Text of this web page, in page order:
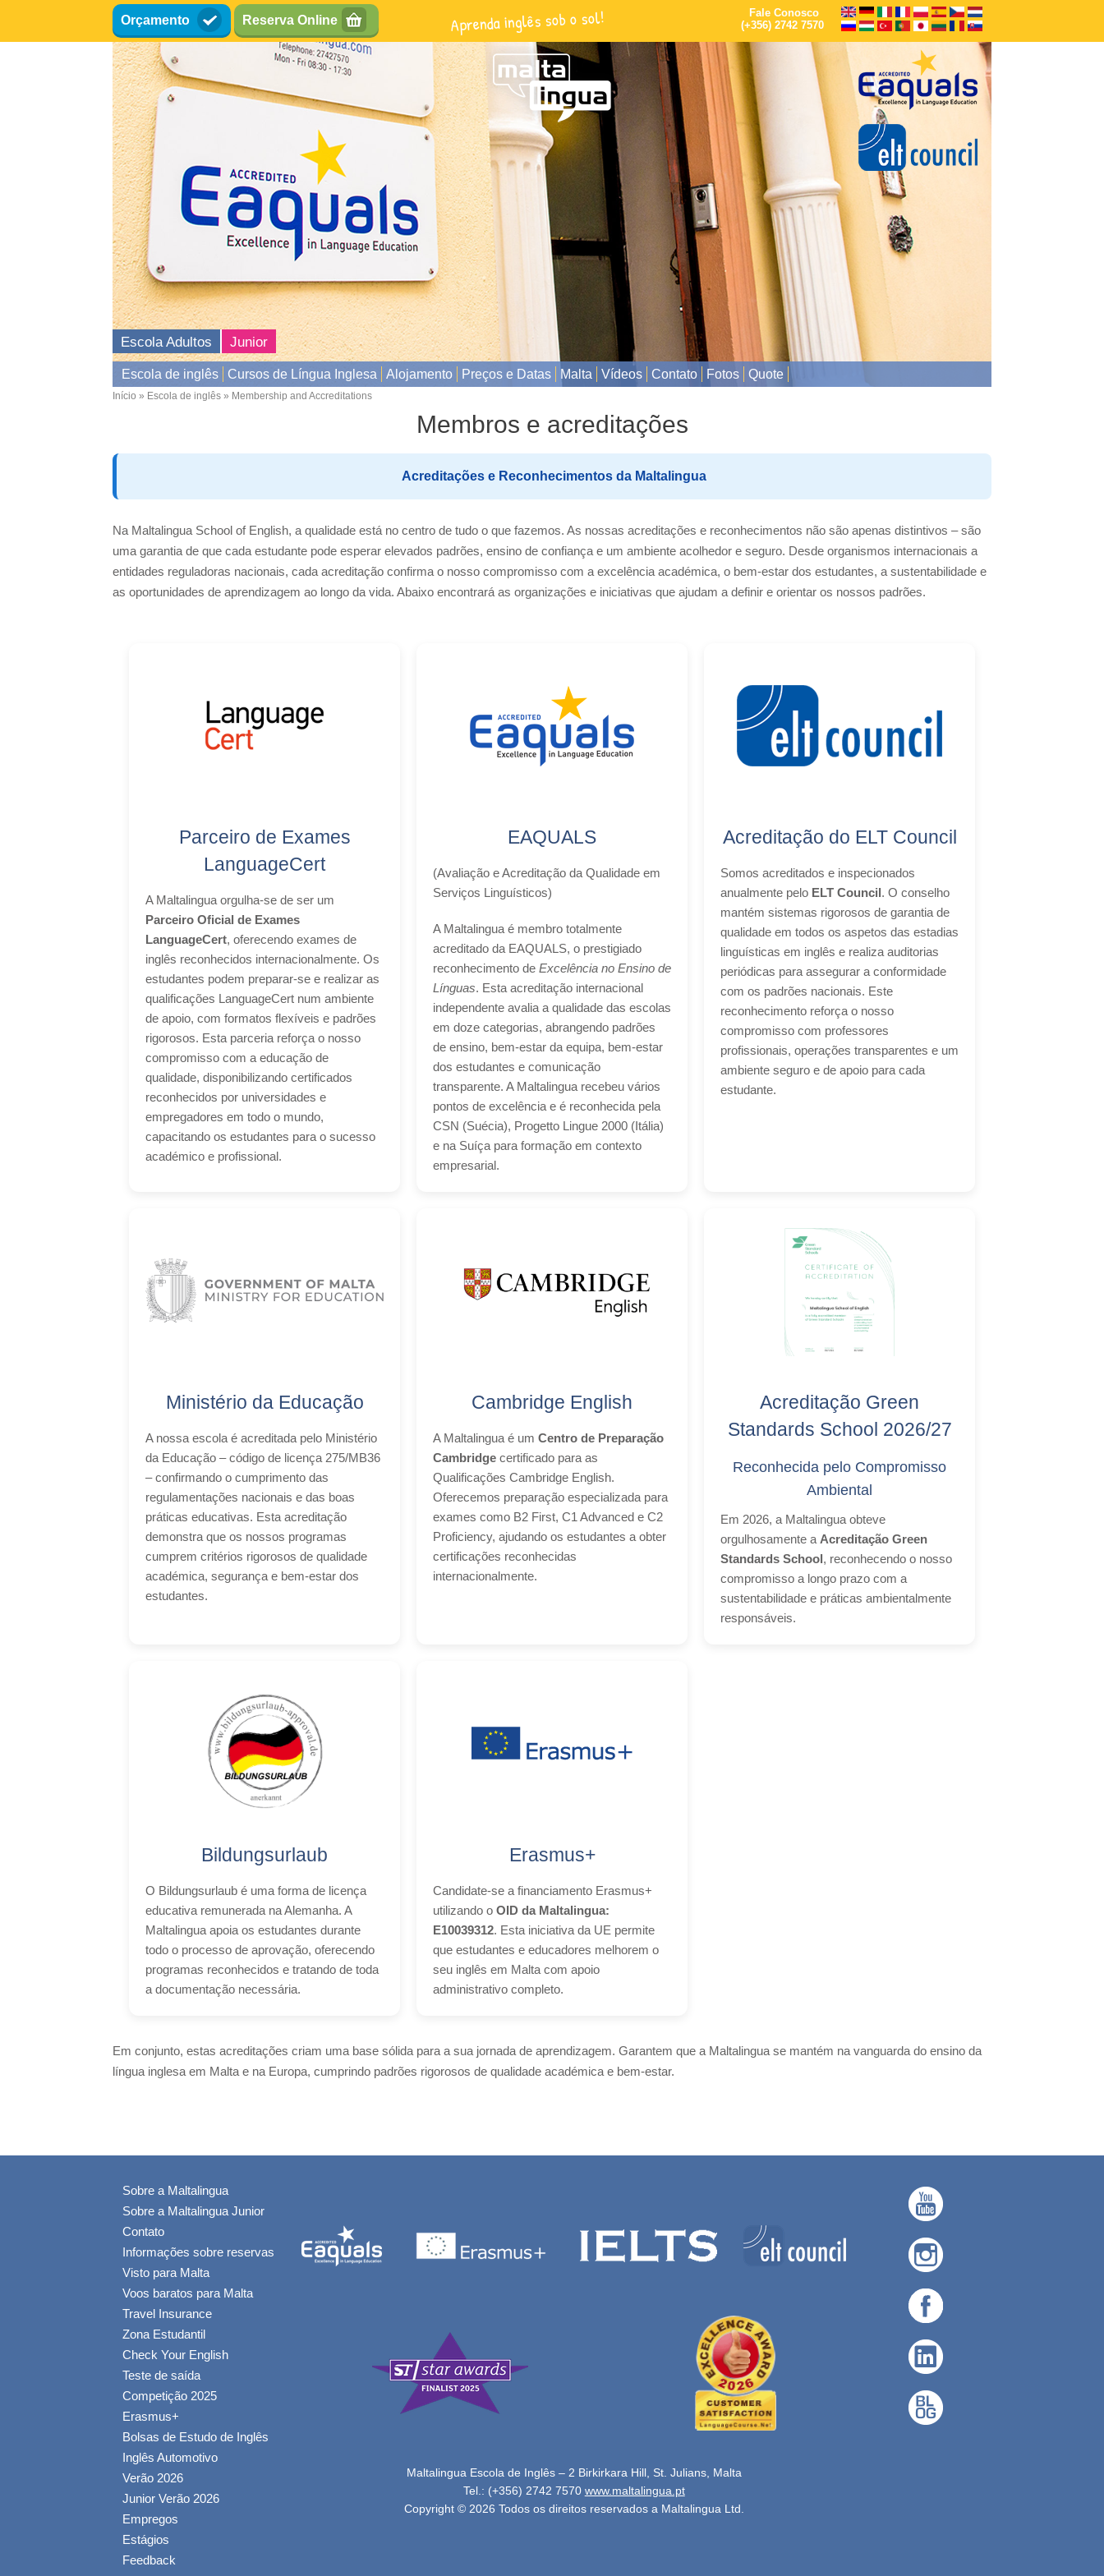
Orçamento Reserva Online Aprenda inglês sob o sol!
Fale Conosco
(+356) 2742 7570
Escola Adultos Junior
Escola de inglês Cursos de Língua Inglesa Alojamento Preços e Datas Malta Vídeos Contato Fotos Quote
Início Escola de inglês Membership and Accreditations
Membros e acreditações
Acreditações e Reconhecimentos da Maltalingua
Na Maltalingua School of English, a qualidade está no centro de tudo o que fazemos. As nossas acreditações e reconhecimentos não são apenas distintivos – são
uma garantia de que cada estudante pode esperar elevados padrões, ensino de confiança e um ambiente acolhedor e seguro. Desde organismos internacionais a
entidades reguladoras nacionais, cada acreditação confirma o nosso compromisso com a excelência académica, o bem-estar dos estudantes, a sustentabilidade e
as oportunidades de aprendizagem ao longo da vida. Abaixo encontrará as organizações e iniciativas que ajudam a definir e orientar os nossos padrões.
Parceiro de Exames
LanguageCert
A Maltalingua orgulha-se de ser um
Parceiro Oficial de Exames
LanguageCert, oferecendo exames de
inglês reconhecidos internacionalmente. Os
estudantes podem preparar-se e realizar as
qualificações LanguageCert num ambiente
de apoio, com formatos flexíveis e padrões
rigorosos. Esta parceria reforça o nosso
compromisso com a educação de
qualidade, disponibilizando certificados
reconhecidos por universidades e
empregadores em todo o mundo,
capacitando os estudantes para o sucesso
académico e profissional.
EAQUALS
(Avaliação e Acreditação da Qualidade em
Serviços Linguísticos)
A Maltalingua é membro totalmente
acreditado da EAQUALS, o prestigiado
reconhecimento de Excelência no Ensino de
Línguas. Esta acreditação internacional
independente avalia a qualidade das escolas
em doze categorias, abrangendo padrões
de ensino, bem-estar da equipa, bem-estar
dos estudantes e comunicação
transparente. A Maltalingua recebeu vários
pontos de excelência e é reconhecida pela
CSN (Suécia), Progetto Lingue 2000 (Itália)
e na Suíça para formação em contexto
empresarial.
Acreditação do ELT Council
Somos acreditados e inspecionados
anualmente pelo ELT Council. O conselho
mantém sistemas rigorosos de garantia de
qualidade em todos os aspetos das estadias
linguísticas em inglês e realiza auditorias
periódicas para assegurar a conformidade
com os padrões nacionais. Este
reconhecimento reforça o nosso
compromisso com professores
profissionais, operações transparentes e um
ambiente seguro e de apoio para cada
estudante.
Ministério da Educação
A nossa escola é acreditada pelo Ministério
da Educação – código de licença 275/MB36
– confirmando o cumprimento das
regulamentações nacionais e das boas
práticas educativas. Esta acreditação
demonstra que os nossos programas
cumprem critérios rigorosos de qualidade
académica, segurança e bem-estar dos
estudantes.
Cambridge English
A Maltalingua é um Centro de Preparação
Cambridge certificado para as
Qualificações Cambridge English.
Oferecemos preparação especializada para
exames como B2 First, C1 Advanced e C2
Proficiency, ajudando os estudantes a obter
certificações reconhecidas
internacionalmente.
Acreditação Green
Standards School 2026/27
Reconhecida pelo Compromisso
Ambiental
Em 2026, a Maltalingua obteve
orgulhosamente a Acreditação Green
Standards School, reconhecendo o nosso
compromisso a longo prazo com a
sustentabilidade e práticas ambientalmente
responsáveis.
Bildungsurlaub
O Bildungsurlaub é uma forma de licença
educativa remunerada na Alemanha. A
Maltalingua apoia os estudantes durante
todo o processo de aprovação, oferecendo
programas reconhecidos e tratando de toda
a documentação necessária.
Erasmus+
Candidate-se a financiamento Erasmus+
utilizando o OID da Maltalingua:
E10039312. Esta iniciativa da UE permite
que estudantes e educadores melhorem o
seu inglês em Malta com apoio
administrativo completo.
Em conjunto, estas acreditações criam uma base sólida para a sua jornada de aprendizagem. Garantem que a Maltalingua se mantém na vanguarda do ensino da
língua inglesa em Malta e na Europa, cumprindo padrões rigorosos de qualidade académica e bem-estar.
Sobre a Maltalingua
Sobre a Maltalingua Junior
Contato
Informações sobre reservas
Visto para Malta
Voos baratos para Malta
Travel Insurance
Zona Estudantil
Check Your English
Teste de saída
Competição 2025
Erasmus+
Bolsas de Estudo de Inglês
Inglês Automotivo
Verão 2026
Junior Verão 2026
Empregos
Estágios
Feedback
Maltalingua Escola de Inglês – 2 Birkirkara Hill, St. Julians, Malta
Tel.: (+356) 2742 7570 www.maltalingua.pt
Copyright © 2026 Todos os direitos reservados a Maltalingua Ltd.